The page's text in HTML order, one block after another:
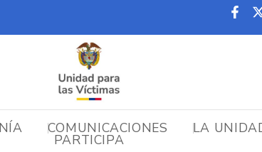
COMUNICACIONES LA
PARTICIPA